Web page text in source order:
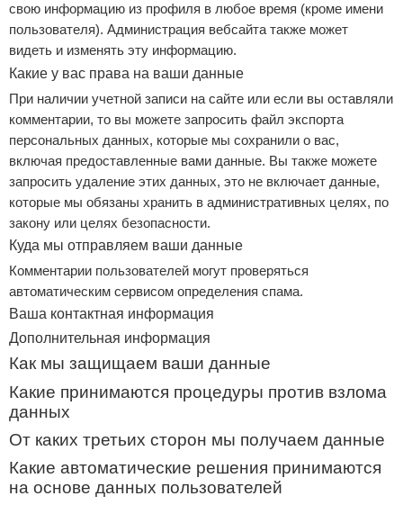
свою информацию из профиля в любое время (кроме имени
пользователя). Администрация вебсайта также может
видеть и изменять эту информацию.
Какие у вас права на ваши данные
При наличии учетной записи на сайте или если вы оставляли
комментарии, то вы можете запросить файл экспорта
персональных данных, которые мы сохранили о вас,
включая предоставленные вами данные. Вы также можете
запросить удаление этих данных, это не включает данные,
которые мы обязаны хранить в административных целях, по
закону или целях безопасности.
Куда мы отправляем ваши данные
Комментарии пользователей могут проверяться
автоматическим сервисом определения спама.
Ваша контактная информация
Дополнительная информация
Как мы защищаем ваши данные
Какие принимаются процедуры против взлома
данных
От каких третьих сторон мы получаем данные
Какие автоматические решения принимаются
на основе данных пользователей